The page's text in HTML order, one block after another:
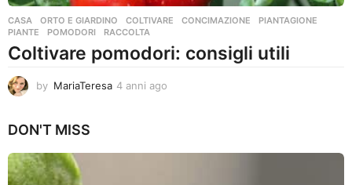
CASA ,ORTO E GIARDINO COLTIVARE ,CONCIMAZIONE ,PIANTAGIONE
PIANTE
,POMODORI ,RACCOLTA
Coltivare pomodori: consigli utili
by MariaTeresa 4 anni ago
DON'T MISS